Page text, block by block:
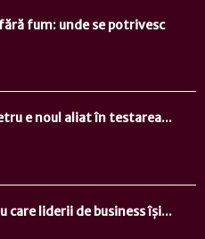
fum: unde se potrivesc
e noul aliat în testarea...
care liderii de business își...